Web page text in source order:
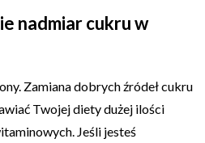
nadmiar cukru w
Zamiana dobrych źródeł cukru
Twojej diety dużej ilości
Jeśli jesteś